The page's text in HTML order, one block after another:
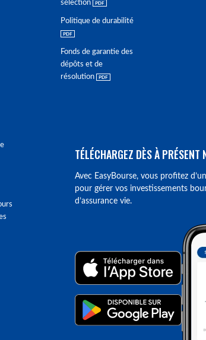
sélection
Politique de durabilité
Fonds de garantie des
dépôts et de
résolution
TÉLÉCHARGEZ DÈS À
Avec EasyBourse, vous profitez
pour gérer vos investissements
d’assurance vie.
les réglementations. Personnalisez vos